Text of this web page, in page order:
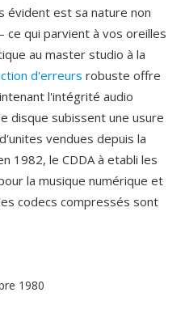
évident est sa nature non
qui parvient à vos oreilles
au master studio à la
d'erreurs robuste offre
l'intégrité audio
disque subissent une usure
vendues depuis la
1982, le CDDA à etabli les
la musique numérique et
codecs compressés sont
1980